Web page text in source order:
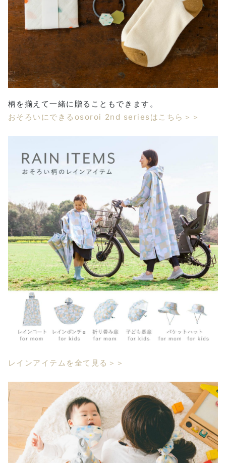
柄を揃えて一緒に贈ることもできます。
おそろいにできるosoroi 2nd seriesはこちら＞＞
レインアイテムを全て見る＞＞